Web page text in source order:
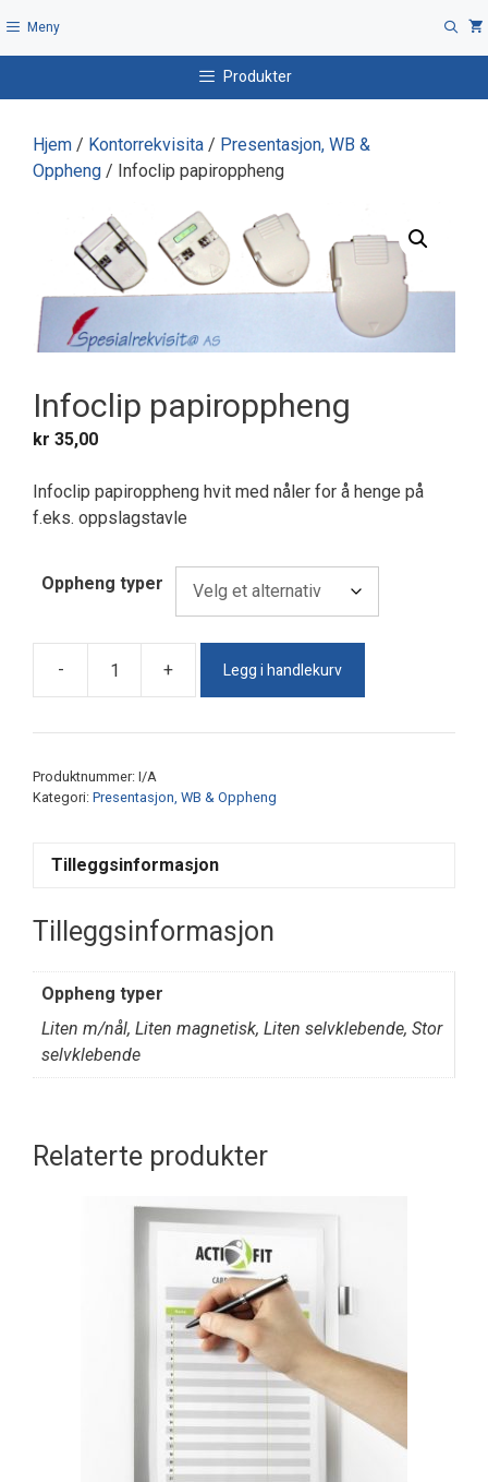
til
Meny
Produkter
Hjem / Kontorrekvisita / Presentasjon, WB &
Oppheng / Infoclip papiroppheng
Infoclip papiroppheng
kr 35,00
Infoclip papiroppheng hvit med nåler for å henge på
f.eks. oppslagstavle
Oppheng typer
-
Infoclip
antall
+ Legg i handlekurv
Produktnummer: I/A
Kategori: Presentasjon, WB & Oppheng
Tilleggsinformasjon
Tilleggsinformasjon
Oppheng typer
Liten m/nål, Liten magnetisk, Liten selvklebende, Stor
selvklebende
Relaterte produkter